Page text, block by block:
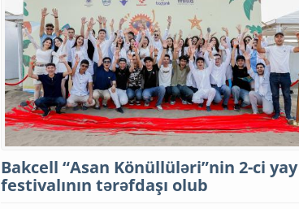
Bakcell “Asan Könüllüləri”nin 2-ci yay
festivalının tərəfdaşı olub